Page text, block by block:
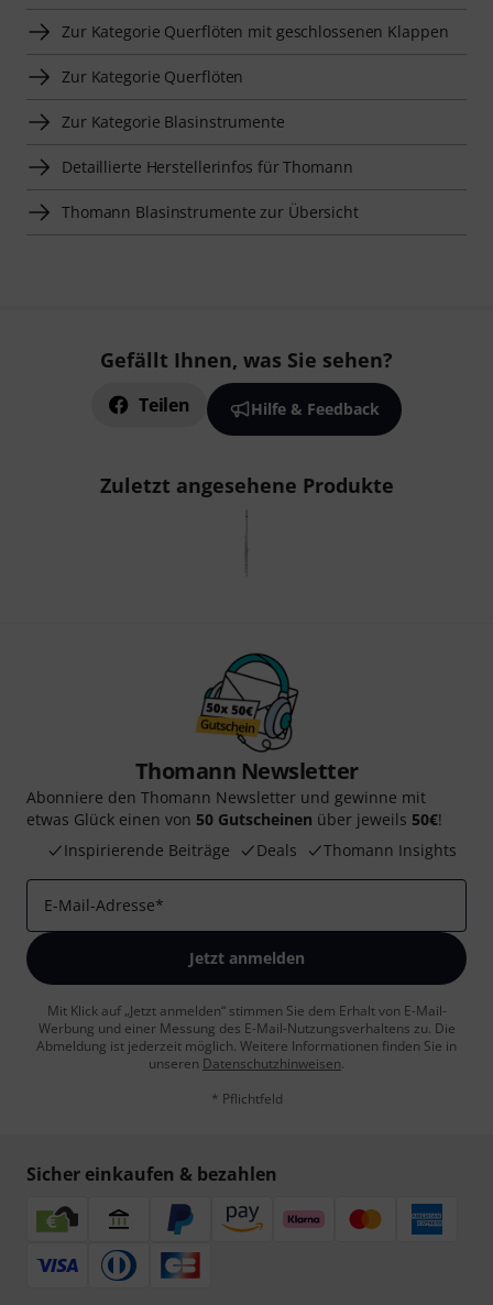
Zur Kategorie Querflöten mit geschlossenen Klappen
Zur Kategorie Querflöten
Zur Kategorie Blasinstrumente
Detaillierte Herstellerinfos für Thomann
Thomann Blasinstrumente zur Übersicht
Gefällt Ihnen, was Sie sehen?
Teilen Hilfe & Feedback
Zuletzt angesehene Produkte
Thomann Newsletter
Abonniere den Thomann Newsletter und gewinne mit
etwas Glück einen von 50 Gutscheinen über jeweils 50€!
Inspirierende Beiträge
Deals Thomann Insights
E-Mail-Adresse*
Jetzt anmelden
Mit Klick auf „Jetzt anmelden“ stimmen Sie dem Erhalt von E-Mail-
Werbung und einer Messung des E-Mail-Nutzungsverhaltens zu. Die
Abmeldung ist jederzeit möglich. Weitere Informationen finden Sie in
unseren Datenschutzhinweisen.
* Pflichtfeld
Sicher einkaufen & bezahlen